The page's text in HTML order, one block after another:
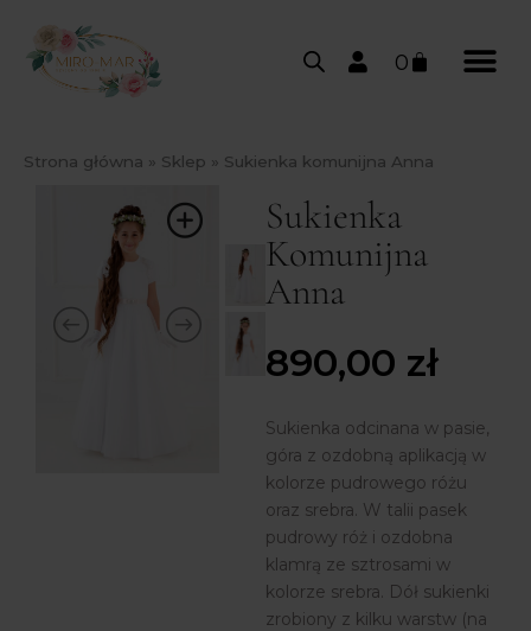
0
Strona główna » Sklep » Sukienka komunijna Anna
Sukienka
Komunijna
Anna
890,00 zł
Sukienka odcinana w pasie,
góra z ozdobną aplikacją w
kolorze pudrowego różu
oraz srebra. W talii pasek
pudrowy róż i ozdobna
klamrą ze sztrosami w
kolorze srebra. Dół sukienki
zrobiony z kilku warstw (na